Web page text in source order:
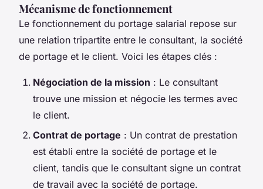
Mécanisme de fonctionnement
Le fonctionnement du portage salarial repose sur
une relation tripartite entre le consultant, la société
de portage et le client. Voici les étapes clés :
Négociation de la mission : Le consultant
trouve une mission et négocie les termes avec
le client.
Contrat de portage : Un contrat de prestation
est établi entre la société de portage et le
client, tandis que le consultant signe un contrat
de travail avec la société de portage.